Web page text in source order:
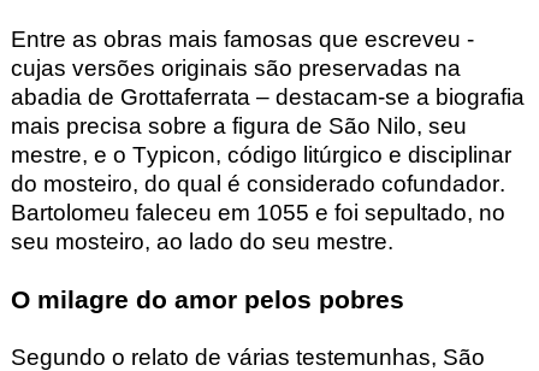
Entre as obras mais famosas que escreveu -
cujas versões originais são preservadas na
abadia de Grottaferrata – destacam-se a biografia
mais precisa sobre a figura de São Nilo, seu
mestre, e o Typicon, código litúrgico e disciplinar
do mosteiro, do qual é considerado cofundador.
Bartolomeu faleceu em 1055 e foi sepultado, no
seu mosteiro, ao lado do seu mestre.
O milagre do amor pelos pobres
Segundo o relato de várias testemunhas, São